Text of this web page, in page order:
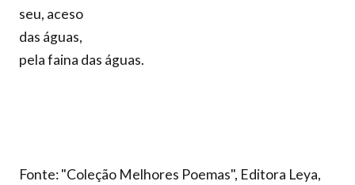
seu, aceso
das águas,
pela faina das águas.
Fonte: "Coleção Melhores Poemas", Editora Leya,